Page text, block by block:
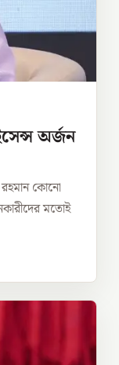
অর্জন
রহমান কোনো
মতোই